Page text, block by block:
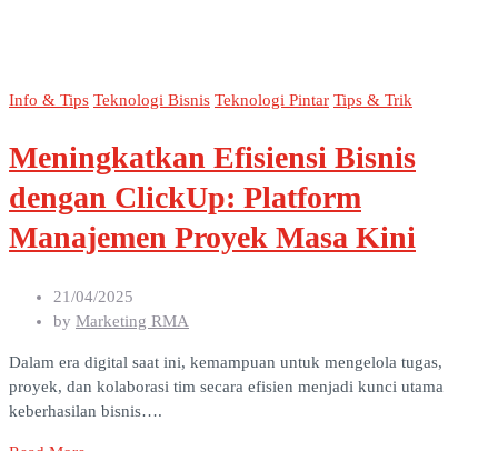
Info & Tips Teknologi Bisnis Teknologi Pintar Tips & Trik
Meningkatkan Efisiensi Bisnis
dengan ClickUp: Platform
Manajemen Proyek Masa Kini
21/04/2025
by Marketing RMA
Dalam era digital saat ini, kemampuan untuk mengelola tugas,
proyek, dan kolaborasi tim secara efisien menjadi kunci utama
keberhasilan bisnis….